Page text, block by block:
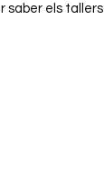
saber els tallers